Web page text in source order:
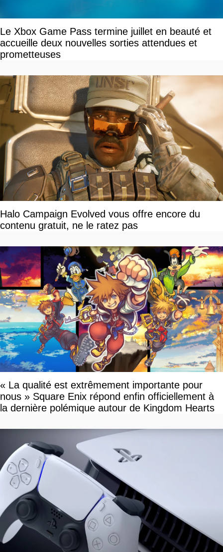
Le Xbox Game Pass termine juillet en beauté et
accueille deux nouvelles sorties attendues et
prometteuses
Halo Campaign Evolved vous offre encore du
contenu gratuit, ne le ratez pas
« La qualité est extrêmement importante pour
nous » Square Enix répond enfin officiellement à
la dernière polémique autour de Kingdom Hearts